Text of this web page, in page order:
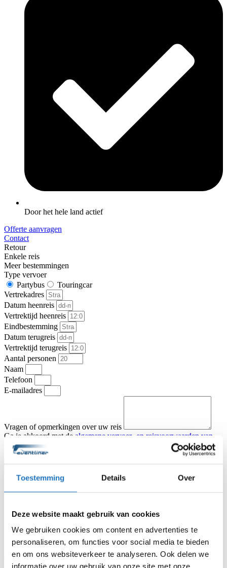
Toestemming Details Over
Deze website maakt gebruik van cookies
We gebruiken cookies om content en advertenties te
personaliseren, om functies voor social media te bieden
en om ons websiteverkeer te analyseren. Ook delen we
informatie over uw gebruik van onze site met onze
Door het hele land actief
Offerte aanvragen
Contact
Retour
Enkele reis
Meer bestemmingen
Type vervoer
Partybus
Touringcar
Vertrekadres
Datum heenreis
Vertrektijd heenreis
Eindbestemming
Datum terugreis
Vertrektijd terugreis
Aantal personen
Naam
Telefoon
E-mailadres
Vragen of opmerkingen over uw reis
Ga je akkoord met de algemene vervoer- en reisvoorwaarden van
KNV Busvervoer
Ik ga akkoord
Type vervoer
Touringcar
Vertrekadres
Vertrektijd heenreis
Eindbestemming
Aantal personen
Naam
Telefoon